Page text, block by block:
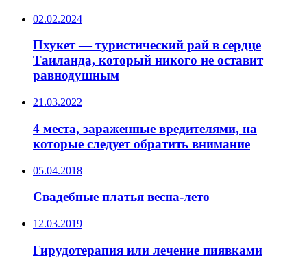
02.02.2024
Пхукет — туристический рай в сердце
Таиланда, который никого не оставит
равнодушным
21.03.2022
4 места, зараженные вредителями, на
которые следует обратить внимание
05.04.2018
Свадебные платья весна-лето
12.03.2019
Гирудотерапия или лечение пиявками